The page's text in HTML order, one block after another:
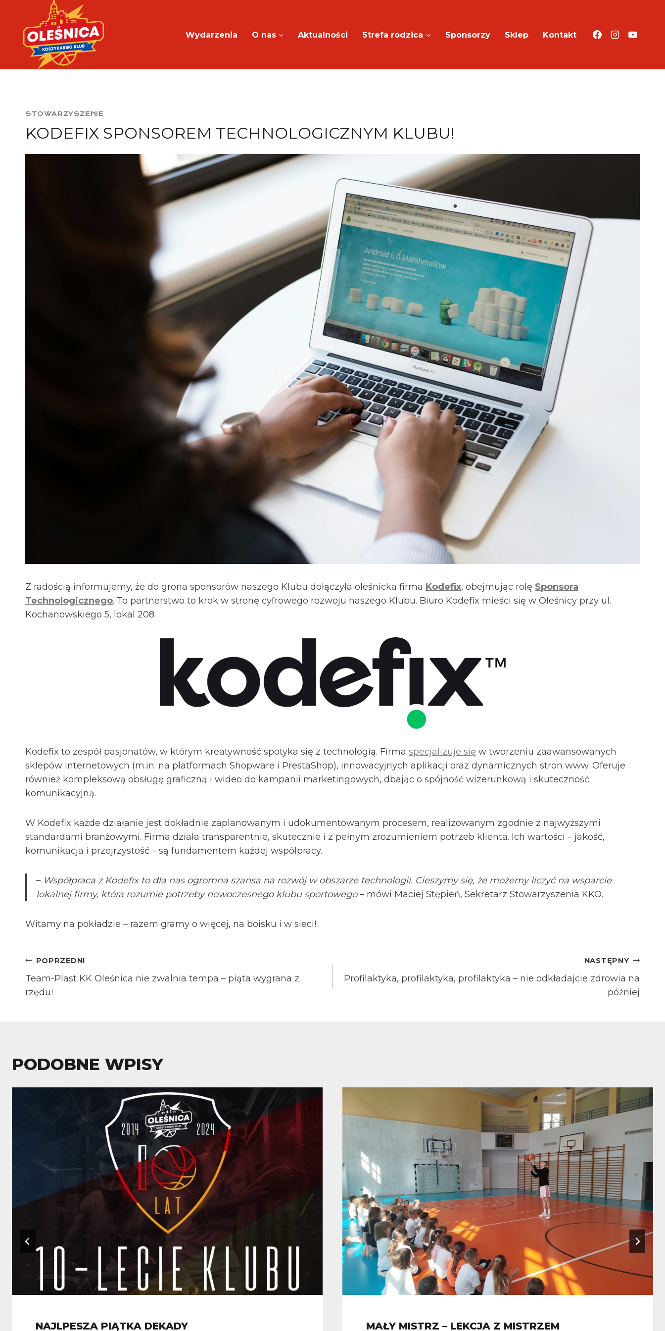
treści
Wydarzenia O nas Aktualności Strefa rodzica Sponsorzy Sklep Kontakt
STOWARZYSZENIE
KODEFIX SPONSOREM TECHNOLOGICZNYM KLUBU!
Z radością informujemy, że do grona sponsorów naszego Klubu dołączyła oleśnicka firma Kodefix, obejmując rolę Sponsora
Technologicznego. To partnerstwo to krok w stronę cyfrowego rozwoju naszego Klubu. Biuro Kodefix mieści się w Oleśnicy przy ul.
Kochanowskiego 5, lokal 208.
Kodefix to zespół pasjonatów, w którym kreatywność spotyka się z technologią. Firma specjalizuje się w tworzeniu zaawansowanych
sklepów internetowych (m.in. na platformach Shopware i PrestaShop), innowacyjnych aplikacji oraz dynamicznych stron www. Oferuje
również kompleksową obsługę graficzną i wideo do kampanii marketingowych, dbając o spójność wizerunkową i skuteczność
komunikacyjną.
W Kodefix każde działanie jest dokładnie zaplanowanym i udokumentowanym procesem, realizowanym zgodnie z najwyższymi
standardami branżowymi. Firma działa transparentnie, skutecznie i z pełnym zrozumieniem potrzeb klienta. Ich wartości – jakość,
komunikacja i przejrzystość – są fundamentem każdej współpracy.
– Współpraca z Kodefix to dla nas ogromna szansa na rozwój w obszarze technologii. Cieszymy się, że możemy liczyć na wsparcie
lokalnej firmy, która rozumie potrzeby nowoczesnego klubu sportowego– mówi Maciej Stępień, Sekretarz Stowarzyszenia KKO.
Witamy na pokładzie – razem gramy o więcej, na boisku i w sieci!
NAWIGACJA
WPISU
POPRZEDNI
Team-Plast KK Oleśnica nie zwalnia tempa – piąta wygrana z
rzędu!
NASTĘPNY
Profilaktyka, profilaktyka, profilaktyka – nie odkładajcie zdrowia na
później
PODOBNE WPISY
NAJLPESZA PIĄTKA DEKADY MAŁY MISTRZ – LEKCJA Z MISTRZEM